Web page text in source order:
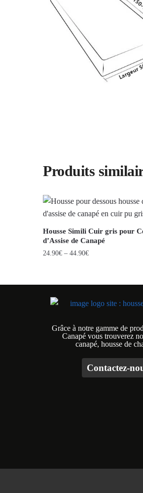
Produits
Housse Simili Cuir gris pour
d’Assise de Canapé
24.90€ –44.90€
Grâce à notre gamme de
Canapé vous trouverez
canapé, housse de
Contactez-